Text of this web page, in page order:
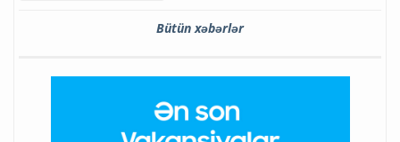
Bütün xəbərlər